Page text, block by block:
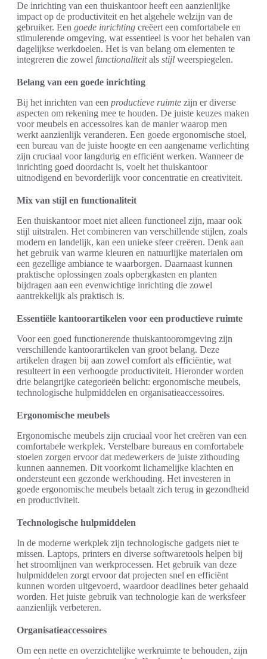
De inrichting van een thuiskantoor heeft een aanzienlijke
impact op de productiviteit en het algehele welzijn van de
gebruiker. Een goede inrichting creëert een comfortabele en
stimulerende omgeving, wat essentieel is voor het behalen van
dagelijkse werkdoelen. Het is van belang om elementen te
integreren die zowel functionaliteitals stijl weerspiegelen.
Belang van een goede inrichting
Bij het inrichten van een productieve ruimte zijn er diverse
aspecten om rekening mee te houden. De juiste keuzes maken
voor meubels en accessoires kan de manier waarop men
werkt aanzienlijk veranderen. Een goede ergonomische stoel,
een bureau van de juiste hoogte en een aangename verlichting
zijn cruciaal voor langdurig en efficiënt werken. Wanneer de
inrichting goed doordacht is, voelt het thuiskantoor
uitnodigend en bevorderlijk voor concentratie en creativiteit.
Mix van stijl en functionaliteit
Een thuiskantoor moet niet alleen functioneel zijn, maar ook
stijl uitstralen. Het combineren van verschillende stijlen, zoals
modern en landelijk, kan een unieke sfeer creëren. Denk aan
het gebruik van warme kleuren en natuurlijke materialen om
een gezellige ambiance te waarborgen. Daarnaast kunnen
praktische oplossingen zoals opbergkasten en planten
bijdragen aan een evenwichtige inrichting die zowel
aantrekkelijk als praktisch is.
Essentiële kantoorartikelen voor een productieve ruimte
Voor een goed functionerende thuiskantooromgeving zijn
verschillende kantoorartikelen van groot belang. Deze
artikelen dragen bij aan zowel comfort als efficiëntie, wat
resulteert in een verhoogde productiviteit. Hieronder worden
drie belangrijke categorieën belicht: ergonomische meubels,
technologische hulpmiddelen en organisatieaccessoires.
Ergonomische meubels
Ergonomische meubels zijn cruciaal voor het creëren van een
comfortabele werkplek. Verstelbare bureaus en comfortabele
stoelen zorgen ervoor dat medewerkers de juiste zithouding
kunnen aannemen. Dit voorkomt lichamelijke klachten en
ondersteunt een gezonde werkhouding. Het investeren in
goede ergonomische meubels betaalt zich terug in gezondheid
en productiviteit.
Technologische hulpmiddelen
In de moderne werkplek zijn technologische gadgets niet te
missen. Laptops, printers en diverse softwaretools helpen bij
het stroomlijnen van werkprocessen. Het gebruik van deze
hulpmiddelen zorgt ervoor dat projecten snel en efficiënt
kunnen worden uitgevoerd, waardoor deadlines beter gehaald
worden. Het juiste gebruik van technologie kan de werksfeer
aanzienlijk verbeteren.
Organisatieaccessoires
Om een nette en overzichtelijke werkruimte te behouden, zijn